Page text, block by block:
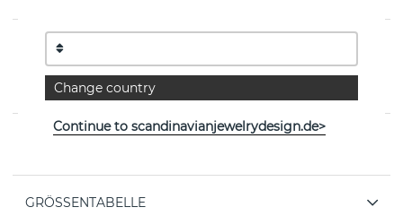
PRODUKTBESCHREIBUNG
Disc Ring Silber von der schwedischen Marke Efva
Attling
EIGENSCHAFTEN
GRÖSSENTABELLE
Change country
Continue to scandinavianjewelrydesign.de>